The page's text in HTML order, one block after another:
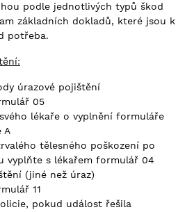
podle jednotlivých typů škod
základních dokladů, které jsou k
potřeba.
úrazové pojištění
05
lékaře o vyplnění formuláře
A
tělesného poškození po
vyplňte s lékařem formulář 04
(jiné než úraz)
11
pokud událost řešila